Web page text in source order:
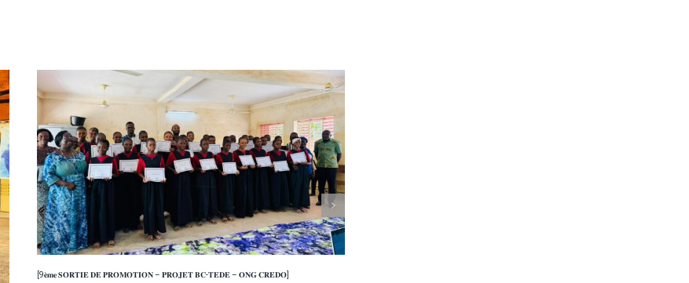
[9𝐞̀𝐦𝐞 𝐒𝐎𝐑𝐓𝐈𝐄 𝐃𝐄 𝐏𝐑𝐎𝐌𝐎𝐓𝐈𝐎𝐍 – 𝐏𝐑𝐎𝐉𝐄𝐓 𝐁𝐂-𝐓𝐄𝐃𝐄 – 𝐎𝐍𝐆 𝐂𝐑𝐄𝐃𝐎]